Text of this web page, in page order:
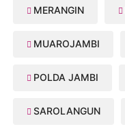
MERANGIN
MUAROJAMBI
POLDA JAMBI
SAROLANGUN